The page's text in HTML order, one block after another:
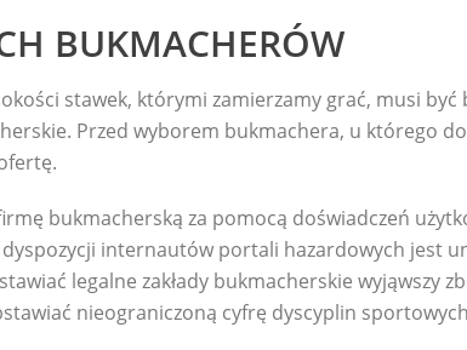
BUKMACHERÓW
stawek, którymi zamierzamy grać, musi
Przed wyborem bukmachera, u którego
bukmacherską za pomocą doświadczeń
internautów portali hazardowych jest
legalne zakłady bukmacherskie wyjąwszy
nieograniczoną cyfrę dyscyplin